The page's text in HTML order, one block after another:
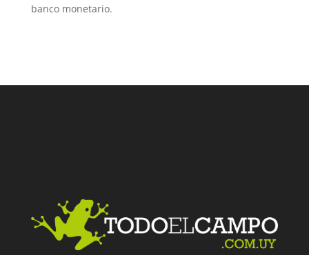
banco monetario.